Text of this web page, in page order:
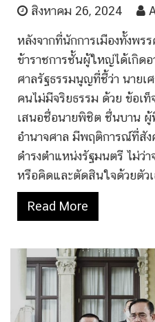
สิงหาคม 26, 2024
หลังจากที่นักการเมืองทั้งพร
ข้าราชการชั้นผู้ใหญ่ได้เกิด
ศาลรัฐธรรมนูญที่ชี้ว่า นายเ
คนไม่มีจริยธรรม ด้วย ข้อเท็
เสนอชื่อนายพิชิต ชื่นบาน ผู้
อำนาจศาล มีพฤติการณ์ที่สั
ดำรงตำแหน่งรัฐมนตรี ไม่ว่
หรือคิดและตัดสินใจด้วยตัว
Read More